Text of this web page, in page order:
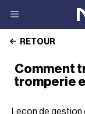
RETOUR
Comment
tromperie
Leçon de gestion